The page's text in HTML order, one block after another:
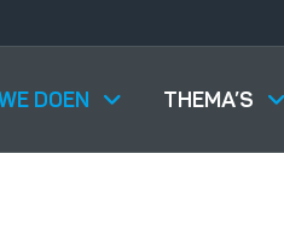
DOEN THEMA’S